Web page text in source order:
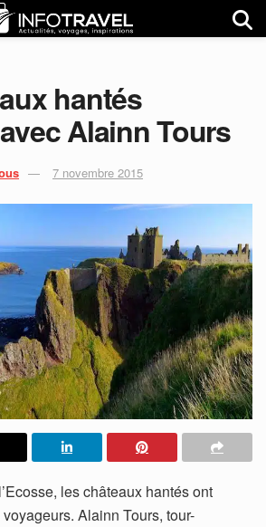
hantés
Alainn Tours
7 novembre 2015
les châteaux hantés ont
Alainn Tours, tour-